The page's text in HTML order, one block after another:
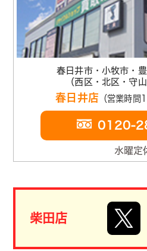
春日井市・小牧市・
（西区・北区・守
春日井店 （営業時
0120-
水曜定
柴田店